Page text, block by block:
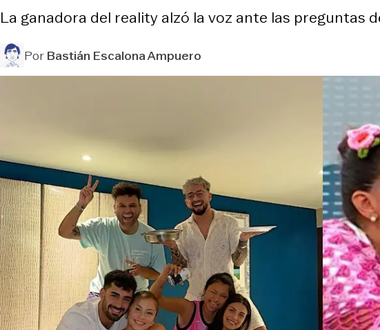
La ganadora del reality alzó la voz ante las preguntas
PorBastián Escalona Ampuero